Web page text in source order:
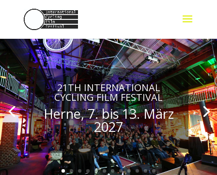
21TH INTERNATIONAL
CYCLING FILM FESTIVAL
Herne, 7. bis 13. März
2027